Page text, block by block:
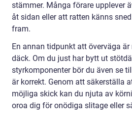
stämmer. Många förare upplever
åt sidan eller att ratten känns
fram.
En annan tidpunkt att överväga är
däck. Om du just har bytt ut
styrkomponenter bör du även se
är korrekt. Genom att säkerställa
möjliga skick kan du njuta av
oroa dig för onödiga slitage eller